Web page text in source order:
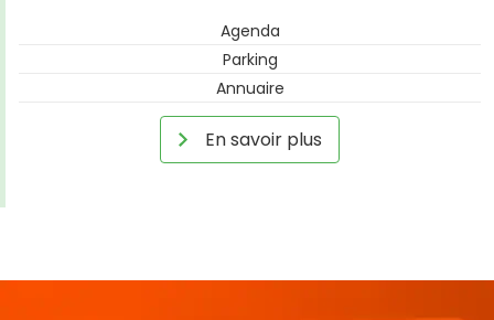
Agenda
Parking
Annuaire
En savoir plus